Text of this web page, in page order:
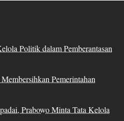
Politik dalam Pemberantasan
Pemerintahan
Prabowo Minta Tata Kelola